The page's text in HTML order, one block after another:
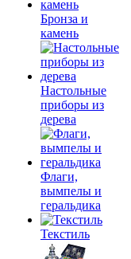
Бронза и
камень
Настольные
приборы из
дерева
Флаги,
вымпелы и
геральдика
Текстиль